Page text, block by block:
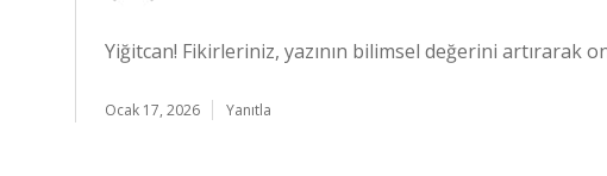
Yiğitcan! Fikirleriniz, yazının bilimsel değerini artırarak
Ocak 17, 2026 Yanıtla